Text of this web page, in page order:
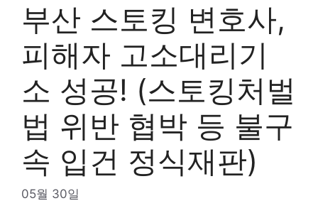
부산 스토킹 변호사,
피해자 고소대리기
소 성공! (스토킹처벌
법 위반 협박 등 불구
속 입건 정식재판)
05월 30일